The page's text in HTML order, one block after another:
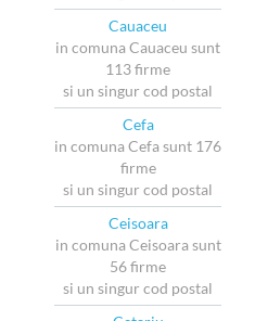
Cauaceu
in comuna Cauaceu sunt
113 firme
si un singur cod postal
Cefa
in comuna Cefa sunt 176
firme
si un singur cod postal
Ceisoara
in comuna Ceisoara sunt
56 firme
si un singur cod postal